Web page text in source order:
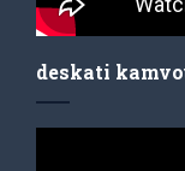
deskati